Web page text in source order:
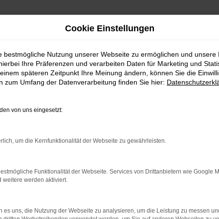
kaufen
EINEN VW T-ROC
nicht bereits über diese Möglichkeit des Autokaufs
einem VW T-Roc Gebrauchtwagen zahlen Sie teilweise
älteren Baujahren außer Frage und auch die
sicher, weil Sie vertrauensvoll im Autohaus Daub
keinerlei Schäden bzw. Mängel existieren.
Cookie Einstellungen
bestmögliche Nutzung unserer Webseite zu ermöglichen und unsere
Ihre Präferenzen und verarbeiten Daten für Marketing und
späteren Zeitpunkt Ihre Meinung ändern, können Sie die
zum Umfang der Datenverarbeitung finden Sie hier:
von uns eingesetzt:
um die Kernfunktionalität der Webseite zu gewährleisten.
Funktionalität der Webseite. Services von Drittanbietern wie Google
weitere werden aktiviert.
es uns, die Nutzung der Webseite zu analysieren, um die Leistung zu messen